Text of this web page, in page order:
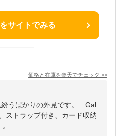
サイトでみる
価格と在庫を楽天でチェック >>
紛うばかりの外見です。 Gal
ストラップ付き、カード収納